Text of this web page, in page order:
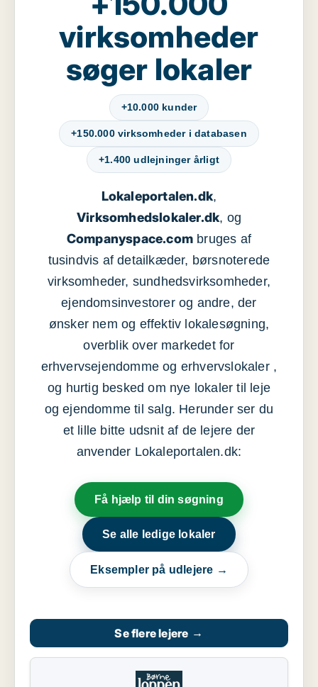
virksomheder
søger lokaler
+10.000 kunder
+150.000 virksomheder i databasen
+1.400 udlejninger årligt
Lokaleportalen.dk,
Virksomhedslokaler.dk, og
Companyspace.com bruges af
tusindvis af detailkæder, børsnoterede
virksomheder, sundhedsvirksomheder,
ejendomsinvestorer og andre, der
ønsker nem og effektiv lokalesøgning,
overblik over markedet for
erhvervsejendomme og erhvervslokaler ,
og hurtig besked om nye lokaler til leje
og ejendomme til salg. Herunder ser du
et lille bitte udsnit af de lejere der
anvender Lokaleportalen.dk:
Få hjælp til din søgning
Se alle ledige lokaler
Eksempler på udlejere →
Se flere lejere →